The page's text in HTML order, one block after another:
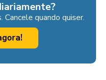
quando quiser.